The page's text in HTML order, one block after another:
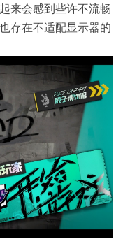
来会感到些许不流畅
存在不适配显示器的